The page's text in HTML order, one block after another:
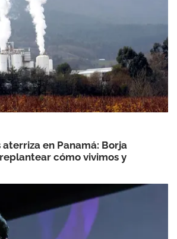
en Panamá: Borja
cómo vivimos y